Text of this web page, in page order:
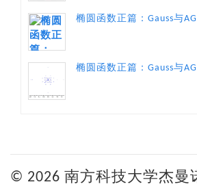
椭圆函数正篇：Gauss与
椭圆函数正篇：Gauss与
© 2026 南方科技大学杰曼